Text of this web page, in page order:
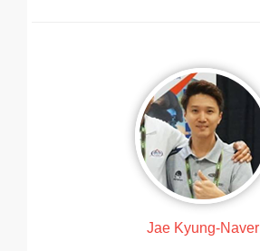
Jae Kyung-Naver